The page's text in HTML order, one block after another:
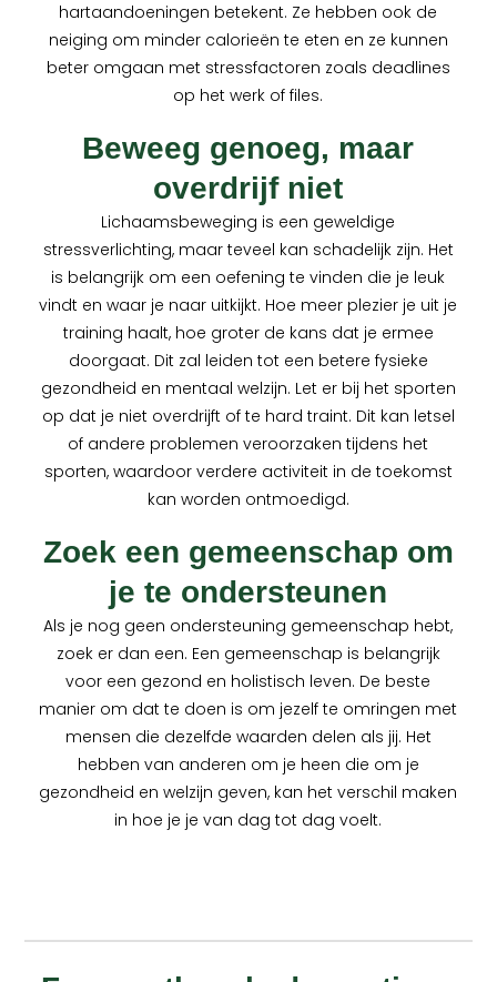
hartaandoeningen betekent. Ze hebben ook de
neiging om minder calorieën te eten en ze kunnen
beter omgaan met stressfactoren zoals deadlines
op het werk of files.
Beweeg genoeg, maar
overdrijf niet
Lichaamsbeweging is een geweldige
stressverlichting, maar teveel kan schadelijk zijn. Het
is belangrijk om een ​​oefening te vinden die je leuk
vindt en waar je naar uitkijkt. Hoe meer plezier je uit je
training haalt, hoe groter de kans dat je ermee
doorgaat. Dit zal leiden tot een betere fysieke
gezondheid en mentaal welzijn. Let er bij het sporten
op dat je niet overdrijft of te hard traint. Dit kan letsel
of andere problemen veroorzaken tijdens het
sporten, waardoor verdere activiteit in de toekomst
kan worden ontmoedigd.
Zoek een gemeenschap om
je te ondersteunen
Als je nog geen ondersteuning gemeenschap hebt,
zoek er dan een. Een gemeenschap is belangrijk
voor een gezond en holistisch leven. De beste
manier om dat te doen is om jezelf te omringen met
mensen die dezelfde waarden delen als jij. Het
hebben van anderen om je heen die om je
gezondheid en welzijn geven, kan het verschil maken
in hoe je je van dag tot dag voelt.